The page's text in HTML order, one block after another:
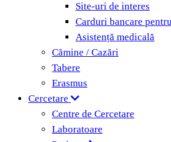
Site-uri de interes
Carduri bancare
Asistență medicală
Cămine / Cazări
Tabere
Erasmus
Cercetare
Centre de Cercetare
Laboratoare